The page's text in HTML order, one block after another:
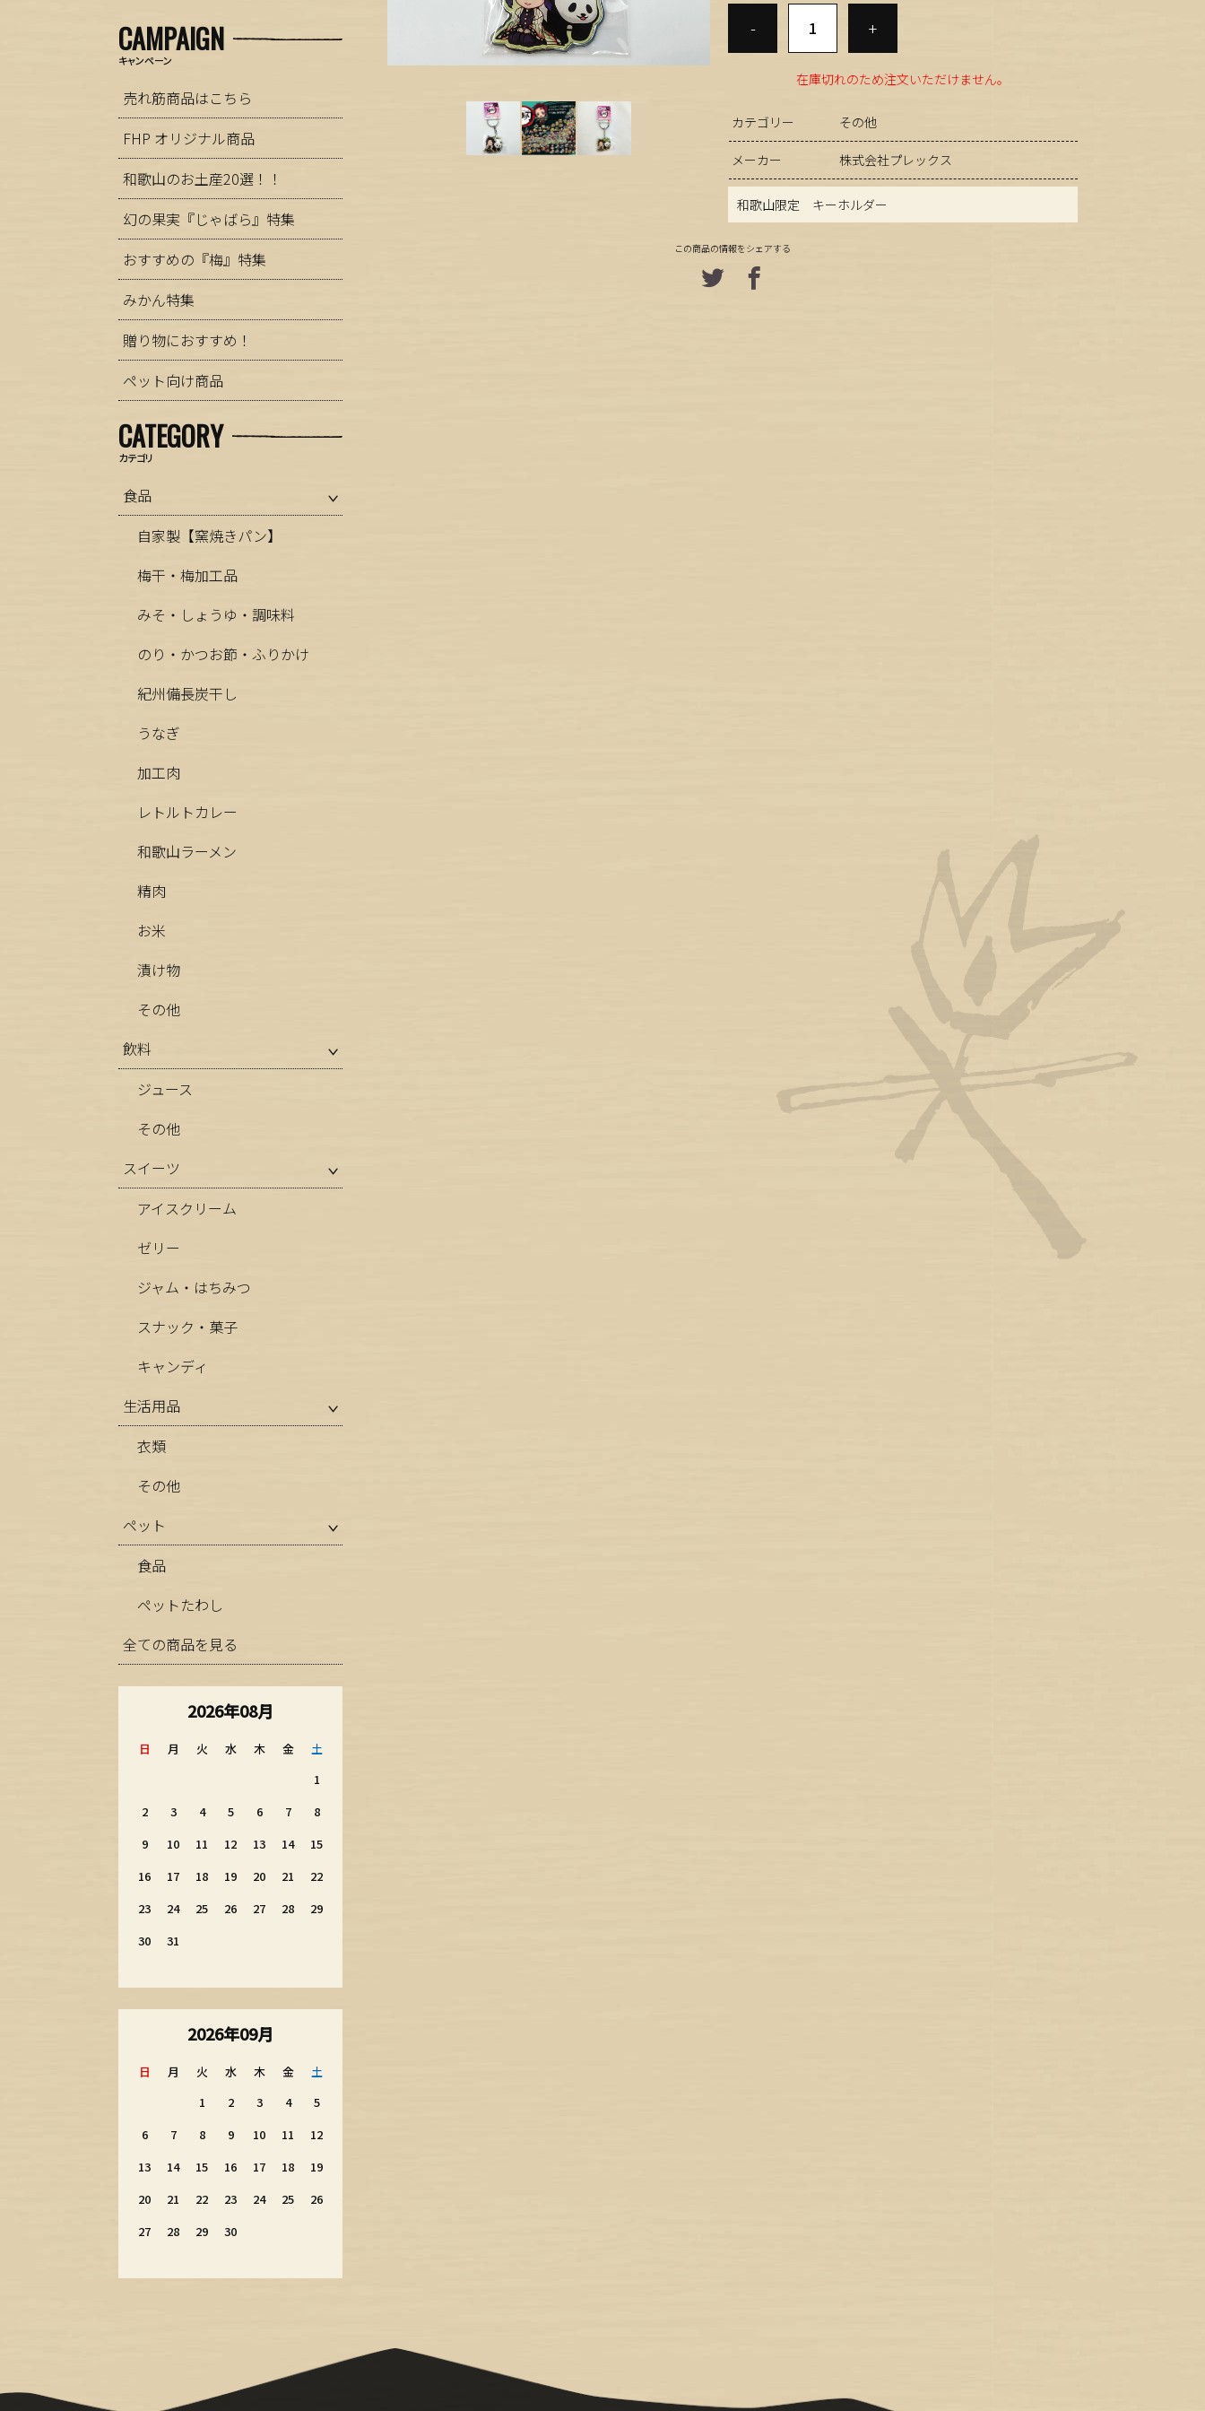
- +
在庫切れのため注文いただけません。
カテゴリー その他
メーカー 株式会社プレックス
和歌山限定 キーホルダー
この商品の情報をシェアする
CAMPAIGN
キャンペーン
売れ筋商品はこちら
FHP オリジナル商品
和歌山のお土産20選！！
幻の果実『じゃばら』特集
おすすめの『梅』特集
みかん特集
贈り物におすすめ！
ペット向け商品
CATEGORY
カテゴリ
食品
自家製【窯焼きパン】
梅干・梅加工品
みそ・しょうゆ・調味料
のり・かつお節・ふりかけ
紀州備長炭干し
うなぎ
加工肉
レトルトカレー
和歌山ラーメン
精肉
お米
漬け物
その他
飲料
ジュース
その他
スイーツ
アイスクリーム
ゼリー
ジャム・はちみつ
スナック・菓子
キャンディ
生活用品
衣類
その他
ペット
食品
ペットたわし
全ての商品を見る
2026年08月
日 月 火 水 木 金
土
1
2
3 4 5 6 7
8
9
10 11 12 13 14
15
16
17 18 19 20 21
22
23
24 25 26 27 28
29
30
31
2026年09月
日 月 火 水 木 金
土
1
2 3 4
5
6
7 8 9 10 11
12
13
14 15 16 17 18
19
20
21 22 23 24 25
26
27
28 29 30